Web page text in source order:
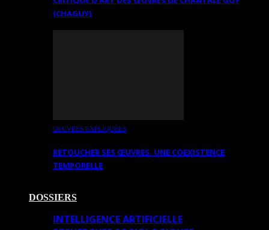
(CHAGUY)
OEUVRES EXPLIQUÉES
RETOUCHER SES ŒUVRES. UNE COEXISTENCE
TEMPORELLE
DOSSIERS
INTELLIGENCE ARTIFICIELLE